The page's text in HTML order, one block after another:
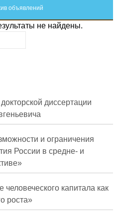
коррупции
объявлений
не найдены.
диссертации
и ограничения
России в средне- и
капитала как
роста»